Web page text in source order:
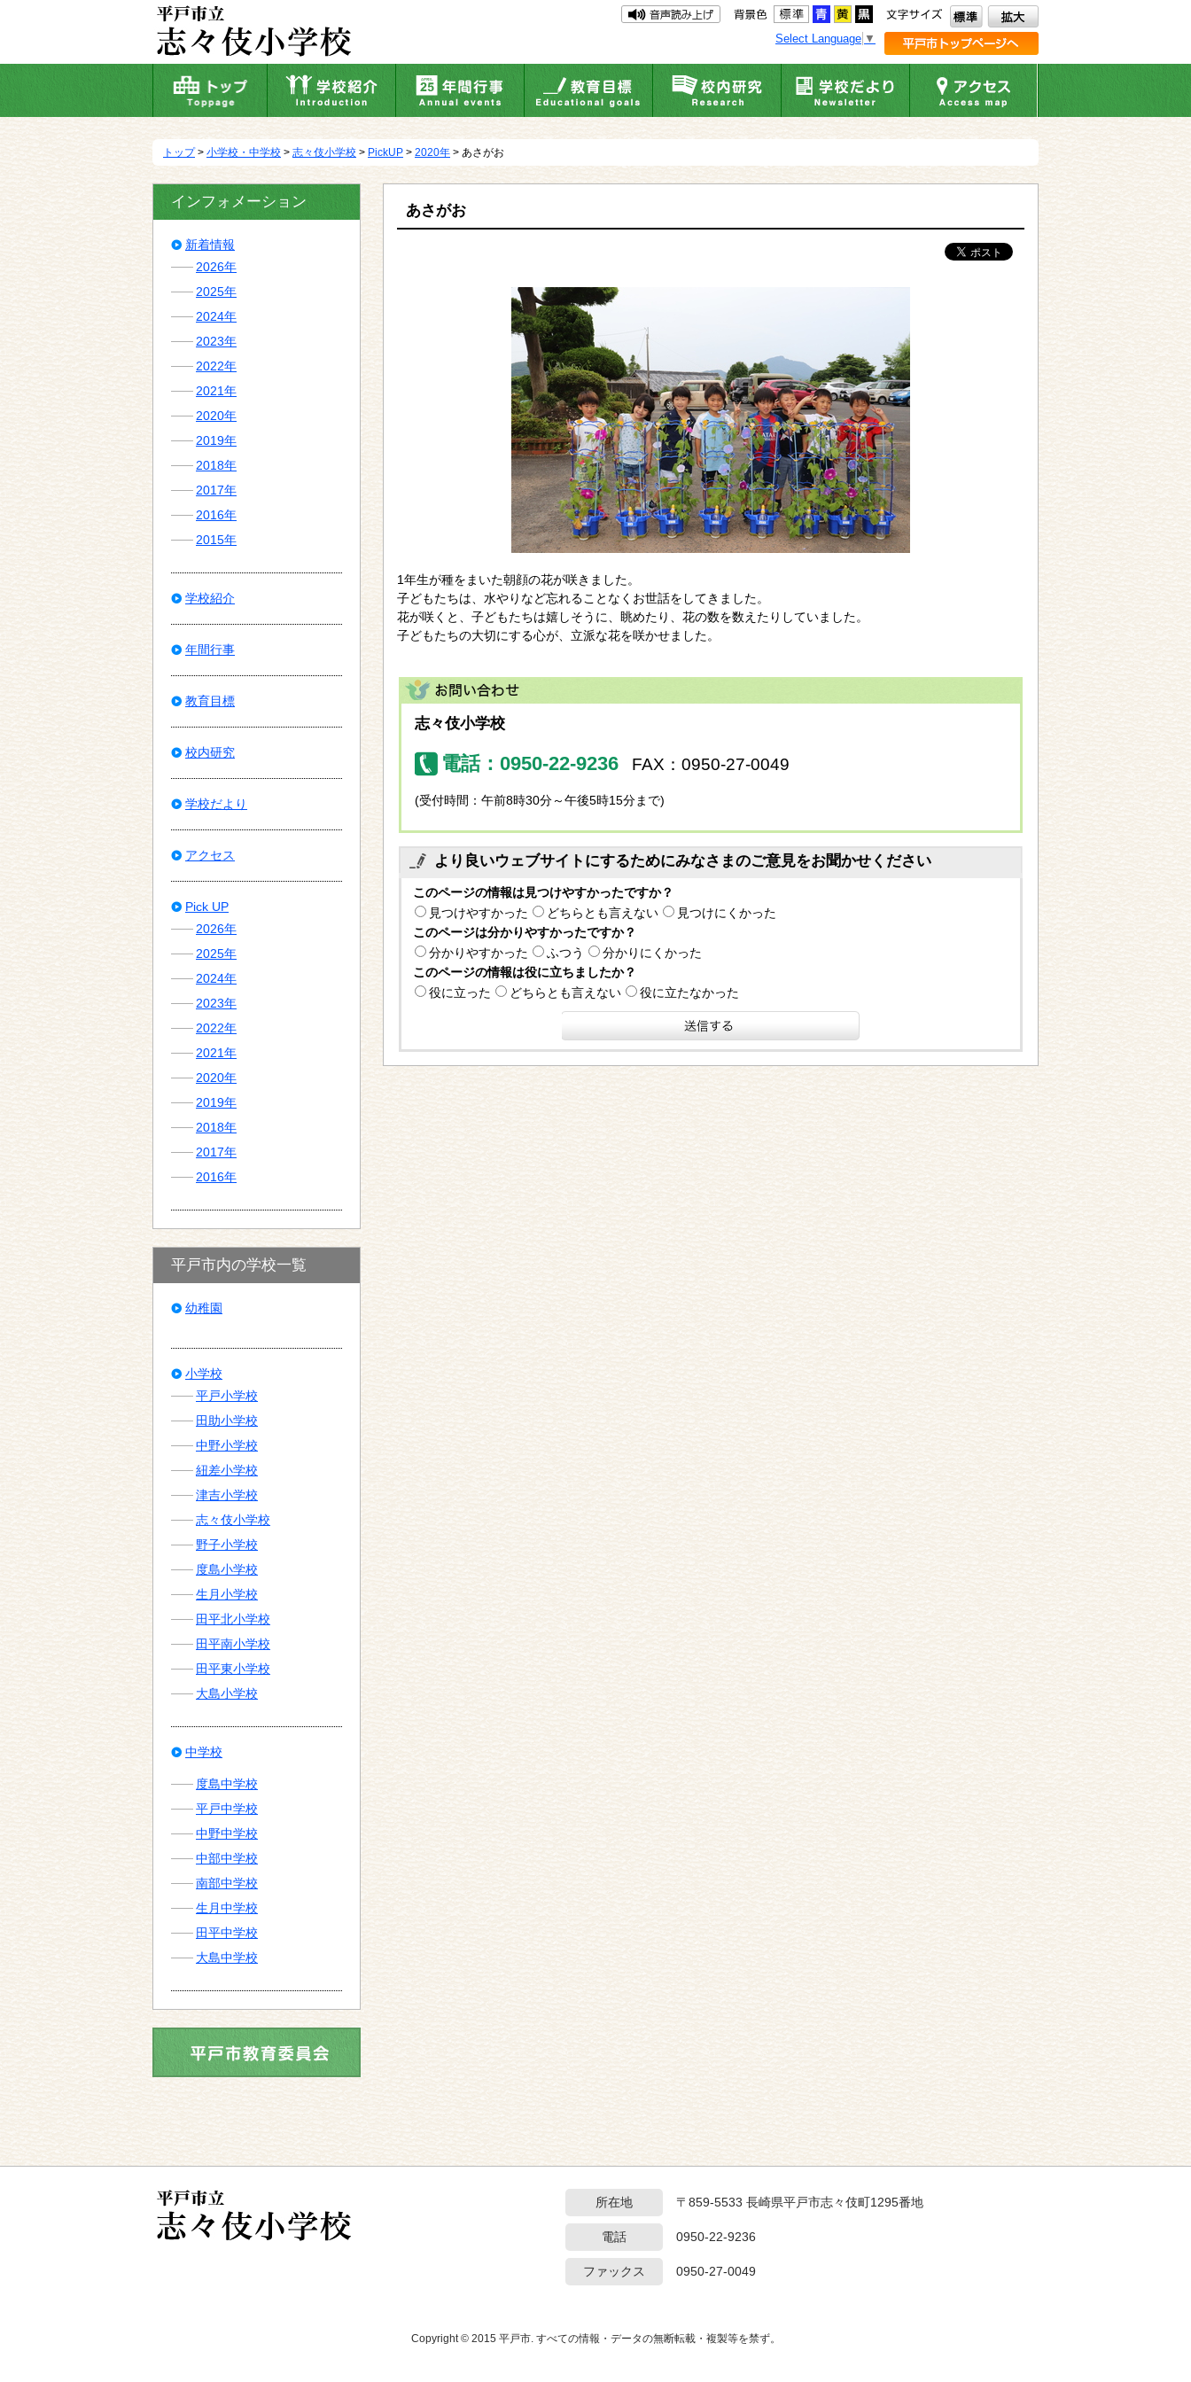
動
Select Language ▼
トップ> 小学校・中学校 > 志々伎小学校 > PickUP > 2020年 > あさがお
あさがお
1年生が種をまいた朝顔の花が咲きました。
子どもたちは、水やりなど忘れることなくお世話をしてきました。
花が咲くと、子どもたちは嬉しそうに、眺めたり、花の数を数えたりしていました。
子どもたちの大切にする心が、立派な花を咲かせました。
志々伎小学校
電話：0950-22-9236 FAX：0950-27-0049
(受付時間：午前8時30分～午後5時15分まで)
より良いウェブサイトにするためにみなさまのご意見をお聞かせください
このページの情報は見つけやすかったですか？
見つけやすかった
どちらとも言えない
見つけにくかった
このページは分かりやすかったですか？
分かりやすかった
ふつう
分かりにくかった
このページの情報は役に立ちましたか？
役に立った
どちらとも言えない 役に立たなかった
インフォメーション
新着情報
2026年
2025年
2024年
2023年
2022年
2021年
2020年
2019年
2018年
2017年
2016年
2015年
学校紹介
年間行事
教育目標
校内研究
学校だより
アクセス
Pick UP
2026年
2025年
2024年
2023年
2022年
2021年
2020年
2019年
2018年
2017年
2016年
平戸市内の学校一覧
幼稚園
小学校
平戸小学校
田助小学校
中野小学校
紐差小学校
津吉小学校
志々伎小学校
野子小学校
度島小学校
生月小学校
田平北小学校
田平南小学校
田平東小学校
大島小学校
中学校
度島中学校
平戸中学校
中野中学校
中部中学校
南部中学校
生月中学校
田平中学校
大島中学校
所在地 〒859-5533 長崎県平戸市志々伎町1295番地
電話 0950-22-9236
ファックス 0950-27-0049
Copyright © 2015 平戸市. すべての情報・データの無断転載・複製等を禁ず。